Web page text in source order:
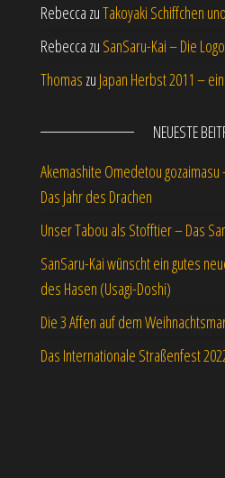
Rebecca zuTakoyaki Schiffchen
Rebecca zu SanSaru-Kai – Die
Thomas zu Japan Herbst 2011 –
NEUESTE
Akemashite Omedetou
Das Jahr des Drachen
Unser Tabou als Stofftier – Das
SanSaru-Kai wünscht ein gutes
des Hasen (Usagi-Doshi)
Die 3 Affen auf dem
Das Internationale Straßenfest